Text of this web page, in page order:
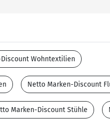
Wohntextilien
Netto Marken-Discount
Marken-Discount Stühle